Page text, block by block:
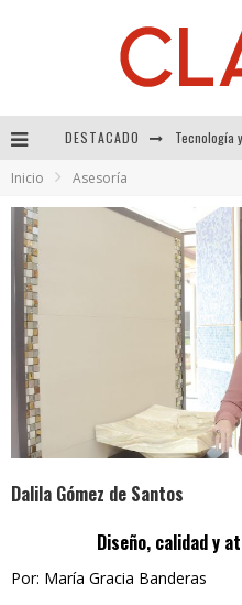
DESTACADO
Inicio Asesoría
Dalila Gómez de Santos
Diseño, calidad y
Por: María Gracia Banderas